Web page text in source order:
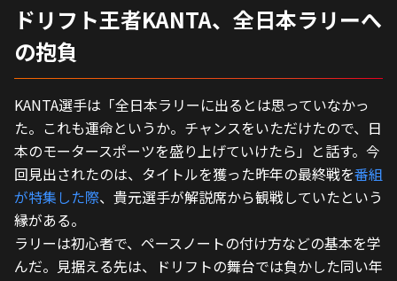
ドリフト王者KANTA、全日本ラリーへ
の抱負
KANTA選手は「全日本ラリーに出るとは思っていなかっ
た。これも運命というか。チャンスをいただけたので、日
本のモータースポーツを盛り上げていけたら」と話す。今
回見出されたのは、タイトルを獲った昨年の最終戦を番組
が特集した際、貴元選手が解説席から観戦していたという
縁がある。
ラリーは初心者で、ペースノートの付け方などの基本を学
んだ。見据える先は、ドリフトの舞台では負かした同い年